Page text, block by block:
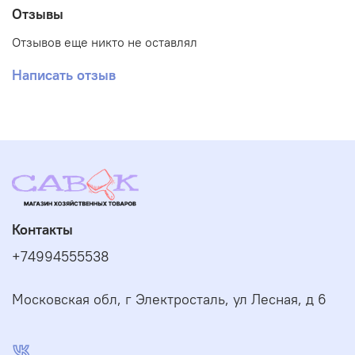
Отзывы
Отзывов еще никто не оставлял
Написать отзыв
Контакты
+74994555538
Московская обл, г Электросталь, ул Лесная, д 6